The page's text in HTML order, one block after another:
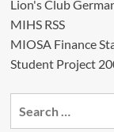
Lion's Club
MIHS RSS
MIOSA Finance
Student Project